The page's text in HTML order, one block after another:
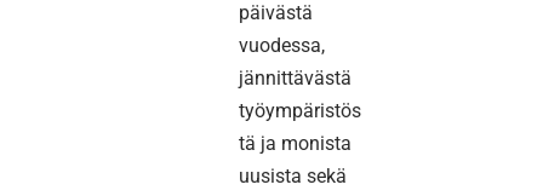
päivästä
vuodessa,
jännittävästä
työympäristös
tä ja monista
uusista sekä